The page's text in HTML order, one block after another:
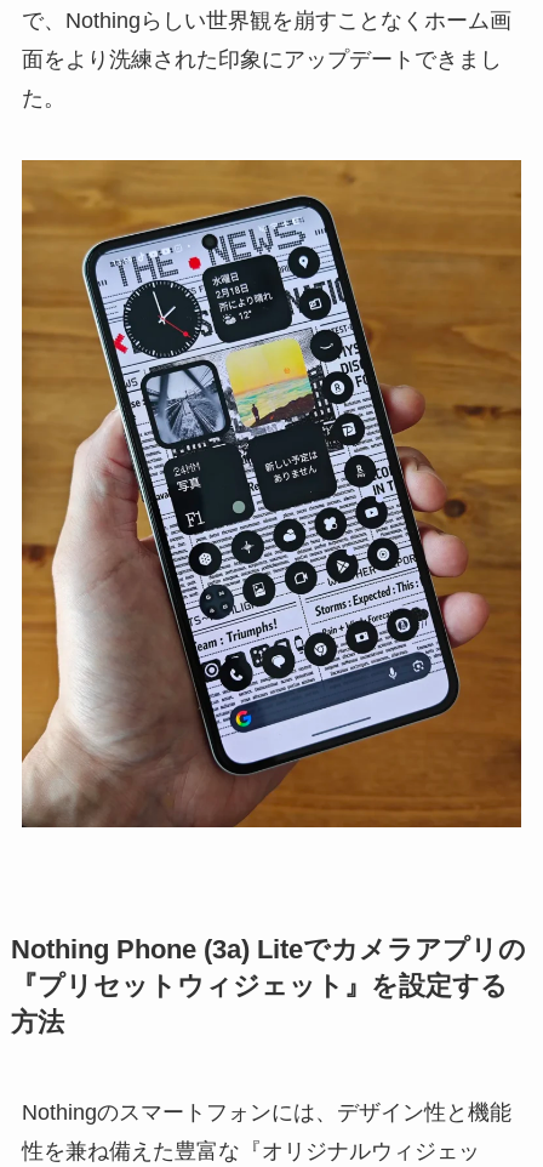
で、Nothingらしい世界観を崩すことなくホーム画
面をより洗練された印象にアップデートできまし
た。
Nothing Phone (3a) Liteでカメラアプリの
『プリセットウィジェット』を設定する
方法
Nothingのスマートフォンには、デザイン性と機能
性を兼ね備えた豊富な『オリジナルウィジェッ